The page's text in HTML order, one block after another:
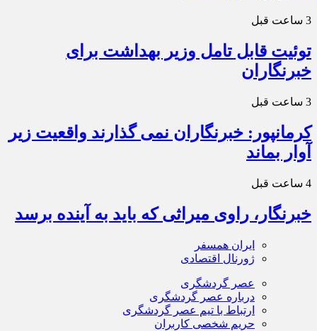
3 ساعت قبل
توئیت قابل تامل وزیر بهداشت برای
خبرنگاران
3 ساعت قبل
کرمانپور: خبرنگاران نمی گذارند واقعیت زیر
آوار بماند
4 ساعت قبل
خبرنگار، راوی میراثی که باید به آینده برسد
ایران همسفر
ژورنال اقتصادی
عصر گردشگری
درباره عصر گردشگری
ارتباط با تیم عصر گردشگری
حریم شخصی کاربران